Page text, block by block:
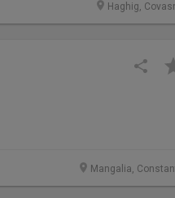
Haghig,
Mangalia,